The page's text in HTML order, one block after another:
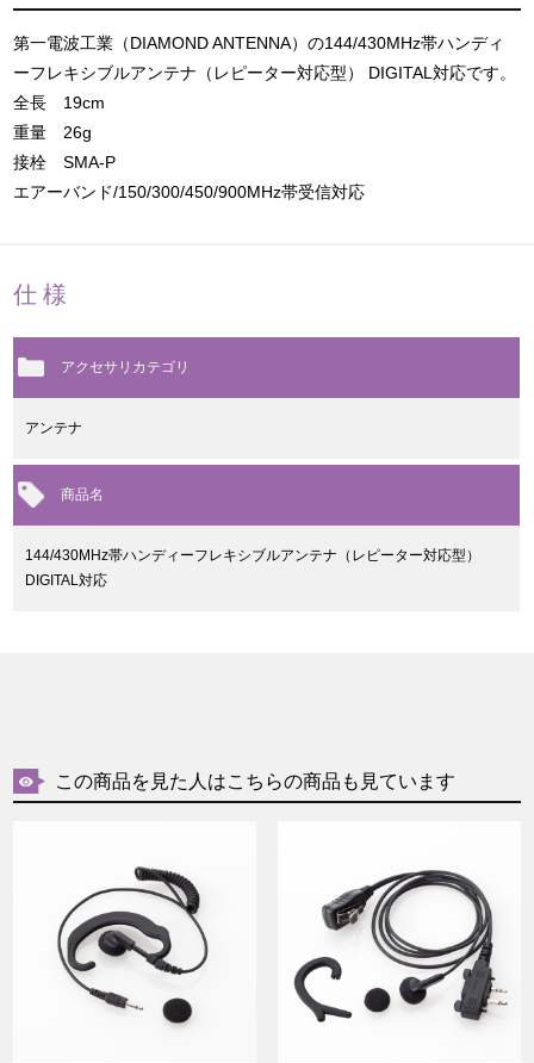
第一電波工業（DIAMOND ANTENNA）の144/430MHz帯ハンディ
ーフレキシブルアンテナ（レピーター対応型） DIGITAL対応です。
全長 19cm
重量 26g
接栓 SMA-P
エアーバンド/150/300/450/900MHz帯受信対応
仕様
アクセサリカテゴリ
アンテナ
商品名
144/430MHz帯ハンディーフレキシブルアンテナ（レピーター対応型）
DIGITAL対応
この商品を見た人はこちらの商品も見ています